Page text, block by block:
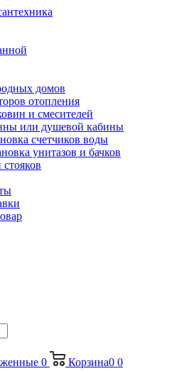
домов
отопления
и смесителей
или душевой кабины
счетчиков воды
унитазов и бачков
0 Корзина0 0